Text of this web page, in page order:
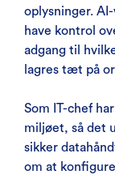
oplysninger.
have kontrol
adgang til
lagres tæt på
Som IT-chef
miljøet, så det
sikker
om at